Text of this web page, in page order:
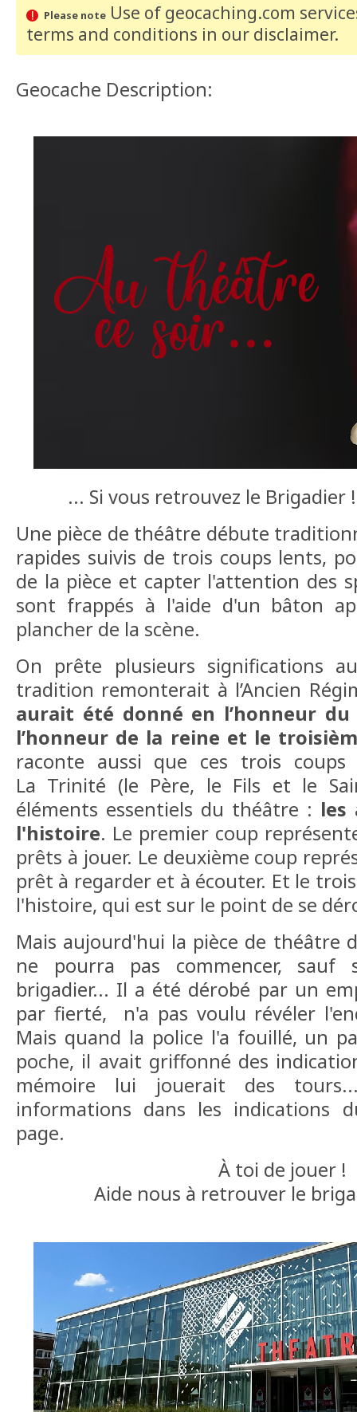
Please noteUse of geocaching.com
terms and conditions in our disclaimer.
Geocache Description:
... Si vous retrouvez le Brigadier
Une pièce de théâtre débute
rapides suivis de trois coups lents,
de la pièce et capter l'attention des
sont frappés à l'aide d'un bâton
plancher de la scène.
On prête plusieurs significations
tradition remonterait à l’Ancien
aurait été donné en l’honneur
l’honneur de la reine et le
raconte aussi que ces trois
La Trinité (le Père, le Fils et le
éléments essentiels du théâtre : les
l'histoire. Le premier coup
prêts à jouer. Le deuxième coup
prêt à regarder et à écouter. Et le
l'histoire, qui est sur le point de se
Mais aujourd'hui la pièce de théâtre
ne pourra pas commencer,
brigadier... Il a été dérobé par un
par fierté, n'a pas voulu révéler
Mais quand la police l'a fouillé, un
poche, il avait griffonné des
mémoire lui jouerait des
informations dans les indications
page.
À toi de jouer !
Aide nous à retrouver le